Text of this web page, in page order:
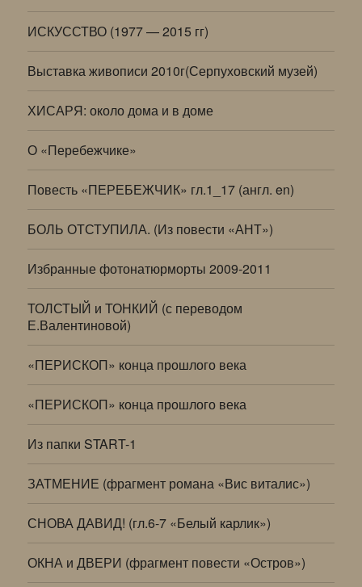
ИСКУССТВО (1977 — 2015 гг)
Выставка живописи 2010г(Серпуховский музей)
ХИСАРЯ: около дома и в доме
О «Перебежчике»
Повесть «ПЕРЕБЕЖЧИК» гл.1_17 (англ. en)
БОЛЬ ОТСТУПИЛА. (Из повести «АНТ»)
Избранные фотонатюрморты 2009-2011
ТОЛСТЫЙ и ТОНКИЙ (с переводом
Е.Валентиновой)
«ПЕРИСКОП» конца прошлого века
«ПЕРИСКОП» конца прошлого века
Из папки START-1
ЗАТМЕНИЕ (фрагмент романа «Вис виталис»)
СНОВА ДАВИД! (гл.6-7 «Белый карлик»)
ОКНА и ДВЕРИ (фрагмент повести «Остров»)